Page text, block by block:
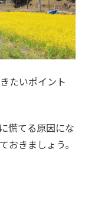
たいポイント
慌てる原因にな
おきましょう。